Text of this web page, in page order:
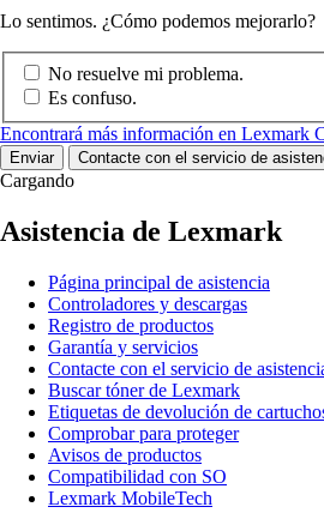
Lo sentimos. ¿Cómo podemos mejorarlo?
No resuelve mi problema.
Es confuso.
Encontrará más información en Lexmark
Enviar Contacte con el servicio de
Cargando
Asistencia de Lexmark
Página principal de asistencia
Controladores y descargas
Registro de productos
Garantía y servicios
Contacte con el servicio de
Buscar tóner de Lexmark
Etiquetas de devolución de
Comprobar para proteger
Avisos de productos
Compatibilidad con SO
Lexmark MobileTech